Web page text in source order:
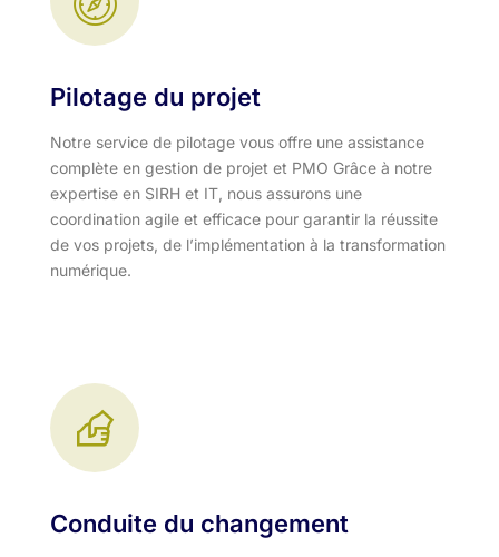
Pilotage du projet
Notre service de pilotage vous offre une assistance
complète en gestion de projet et PMO Grâce à notre
expertise en SIRH et IT, nous assurons une
coordination agile et efficace pour garantir la réussite
de vos projets, de l’implémentation à la transformation
numérique.
Conduite du changement